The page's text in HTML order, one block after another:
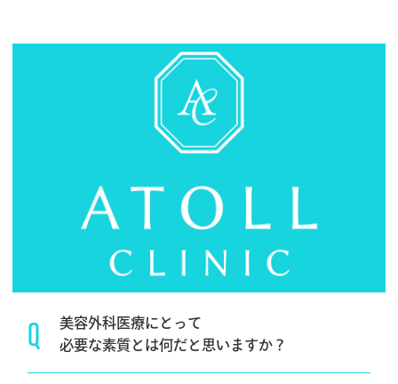
Q
美容外科医療にとって
必要な素質とは何だと思いますか？